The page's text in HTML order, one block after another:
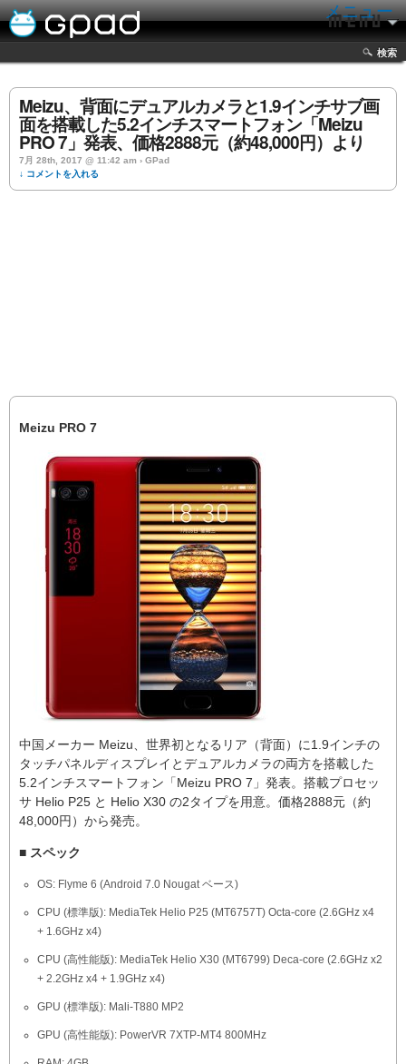
メニュー
検索
Meizu、背面にデュアルカメラと1.9インチサブ画
面を搭載した5.2インチスマートフォン「Meizu
PRO 7」発表、価格2888元（約48,000円）より
7月 28th, 2017 @ 11:42 am › GPad
↓ コメントを入れる
Meizu PRO 7
中国メーカー Meizu、世界初となるリア（背面）に1.9インチの
タッチパネルディスプレイとデュアルカメラの両方を搭載した
5.2インチスマートフォン「Meizu PRO 7」発表。搭載プロセッ
サ Helio P25 と Helio X30 の2タイプを用意。価格2888元（約
48,000円）から発売。
■ スペック
OS: Flyme 6 (Android 7.0 Nougat ベース)
CPU (標準版): MediaTek Helio P25 (MT6757T) Octa-core (2.6GHz x4
+ 1.6GHz x4)
CPU (高性能版): MediaTek Helio X30 (MT6799) Deca-core (2.6GHz x2
+ 2.2GHz x4 + 1.9GHz x4)
GPU (標準版): Mali-T880 MP2
GPU (高性能版): PowerVR 7XTP-MT4 800MHz